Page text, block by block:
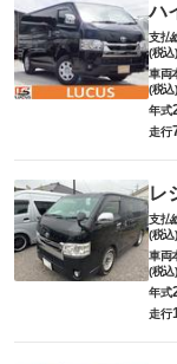
ハ
支払
(税込
車両
(税込)
年式
走行
レ
支払
(税込
車両
(税込)
年式
走行